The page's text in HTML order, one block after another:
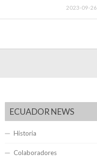
2023-09-26
ECUADOR NEWS
Historia
Colaboradores